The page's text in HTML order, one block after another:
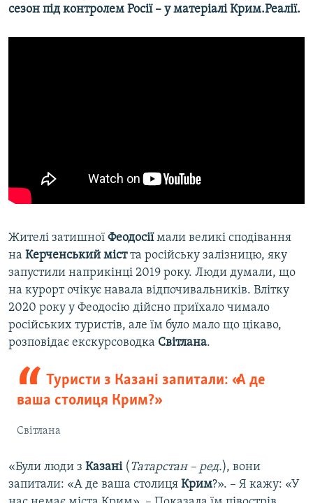
сезон під контролем Росії – у матеріалі Крим.Реалії.
Жителі затишної Феодосіїмали великі сподівання
на Керченський містта російську залізницю, яку
запустили наприкінці 2019 року. Люди думали, що
на курорт очікує навала відпочивальників. Влітку
2020 року у Феодосію дійсно приїхало чимало
російських туристів, але їм було мало що цікаво,
розповідає екскурсоводка Світлана.
Туристи з Казані запитали: «А де
ваша столиця Крим?»
Світлана
«Були люди з Казані ( Татарстан – ред.), вони
запитали: «А де ваша столиця Крим?». – Я кажу: «У